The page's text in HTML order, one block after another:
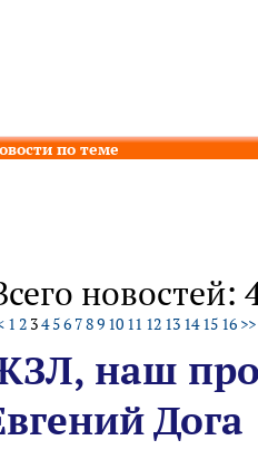
по теме
новостей:
1 2 34 56 789 10 11 12 13 14 15 16 >>
наш
Дога